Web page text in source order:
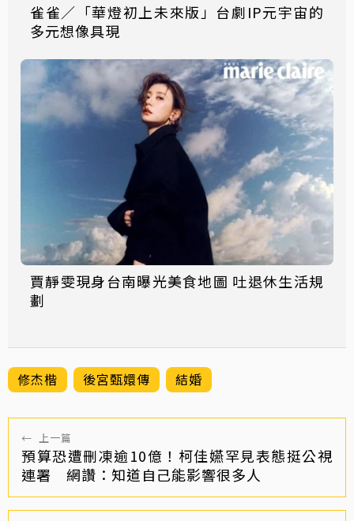
雀雀／「華燈初上未來版」台劇IP元宇宙的
多元想像具現
賈靜雯現身台南曝光美食地圖 吐退休生活規
劃
修杰楷 後宮甄嬛傳 結婚
← 上一篇
預算恐遭刪凍逾10億！柯佳嬿罕見表態挺公視
連署 網讚：知道自己能影響很多人